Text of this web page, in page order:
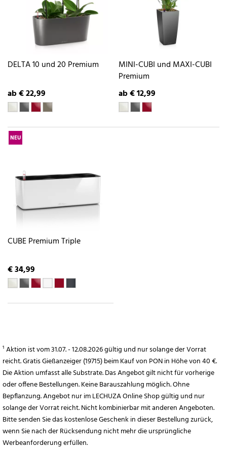
DELTA 10 und 20 Premium
ab € 22,99
MINI-CUBI und MAXI-CUBI
Premium
ab € 12,99
NEU
CUBE Premium Triple
€ 34,99
¹ Aktion ist vom 31.07. - 12.08.2026 gültig und nur solange der Vorrat
reicht. Gratis Gießanzeiger (19715) beim Kauf von PON in Höhe von 40 €.
Die Aktion umfasst alle Substrate. Das Angebot gilt nicht für vorherige
oder offene Bestellungen. Keine Barauszahlung möglich. Ohne
Bepflanzung. Angebot nur im LECHUZA Online Shop gültig und nur
solange der Vorrat reicht. Nicht kombinierbar mit anderen Angeboten.
Bitte senden Sie das kostenlose Geschenk in dieser Bestellung zurück,
wenn Sie nach der Rücksendung nicht mehr die ursprüngliche
Werbeanforderung erfüllen.